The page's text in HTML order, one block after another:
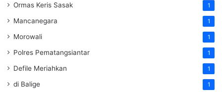
Ormas Keris Sasak 1
Mancanegara 1
Morowali 1
Polres Pematangsiantar 1
Defile Meriahkan 1
di Balige 1